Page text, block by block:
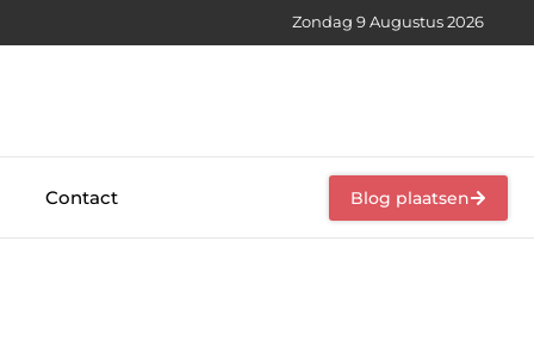
Zondag 9 Augustus 2026
Contact Blog plaatsen